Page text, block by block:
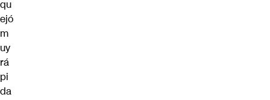
qu
ejó
m
uy
rá
pi
da